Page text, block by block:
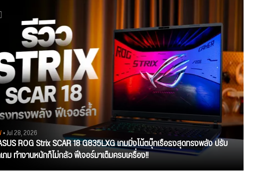
• Jul 28, 2026
ROG Strix SCAR 18 G835LXG เกมมิ่งโน้ตบุ๊กเรือธงสุดทรงพลัง ปรับ
ม ทำงานหนักก็ไม่กลัว ฟีเจอร์มาเต็มครบเครื่อง!!